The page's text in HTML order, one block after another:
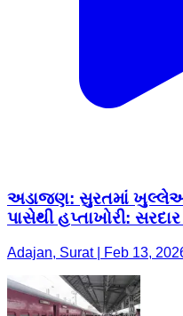
અડાજણ: સુરતમાં
પાસેથી હપ્તાખોરી: સરદાર
Adajan, Surat | Feb 13,